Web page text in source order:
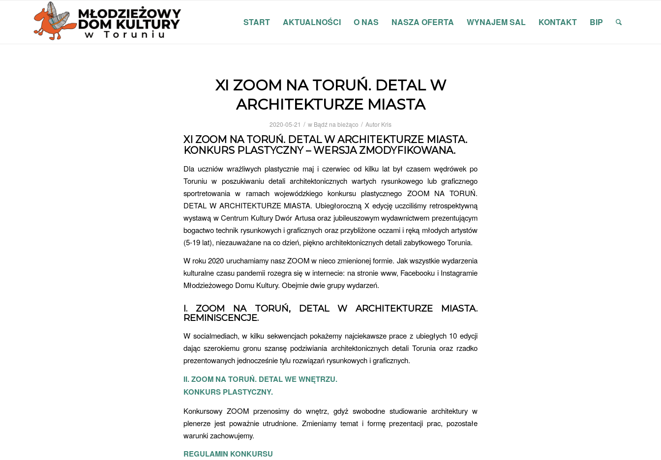
START AKTUALNOŚCI O NAS NASZA OFERTA WYNAJEM SAL KONTAKT BIP
XI ZOOM NA TORUŃ. DETAL W
ARCHITEKTURZE MIASTA
2020-05-21 / w Bądź na bieżąco / Autor Kris
XI ZOOM NA TORUŃ. DETAL W ARCHITEKTURZE MIASTA.
KONKURS PLASTYCZNY – WERSJA ZMODYFIKOWANA.
Dla uczniów wrażliwych plastycznie maj i czerwiec od kilku lat był czasem wędrówek po
Toruniu w poszukiwaniu detali architektonicznych wartych rysunkowego lub graficznego
sportretowania w ramach wojewódzkiego konkursu plastycznego ZOOM NA TORUŃ.
DETAL W ARCHITEKTURZE MIASTA. Ubiegłoroczną X edycję uczciliśmy retrospektywną
wystawą w Centrum Kultury Dwór Artusa oraz jubileuszowym wydawnictwem prezentującym
bogactwo technik rysunkowych i graficznych oraz przybliżone oczami i ręką młodych artystów
(5-19 lat), niezauważane na co dzień, piękno architektonicznych detali zabytkowego Torunia.
W roku 2020 uruchamiamy nasz ZOOM w nieco zmienionej formie. Jak wszystkie wydarzenia
kulturalne czasu pandemii rozegra się w internecie: na stronie www, Facebooku i Instagramie
Młodzieżowego Domu Kultury. Obejmie dwie grupy wydarzeń.
I. ZOOM NA TORUŃ, DETAL W ARCHITEKTURZE MIASTA.
REMINISCENCJE.
W socialmediach, w kilku sekwencjach pokażemy najciekawsze prace z ubiegłych 10 edycji
dając szerokiemu gronu szansę podziwiania architektonicznych detali Torunia oraz rzadko
prezentowanych jednocześnie tylu rozwiązań rysunkowych i graficznych.
II. ZOOM NA TORUŃ. DETAL WE WNĘTRZU.
KONKURS PLASTYCZNY.
Konkursowy ZOOM przenosimy do wnętrz, gdyż swobodne studiowanie architektury w
plenerze jest poważnie utrudnione. Zmieniamy temat i formę prezentacji prac, pozostałe
warunki zachowujemy.
REGULAMIN KONKURSU